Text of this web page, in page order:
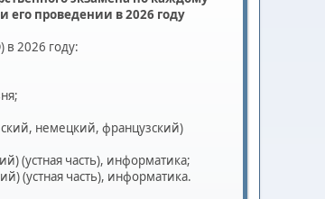
его проведении в 2026 году
в 2026 году:
немецкий, французский)
(устная часть), информатика;
(устная часть), информатика.